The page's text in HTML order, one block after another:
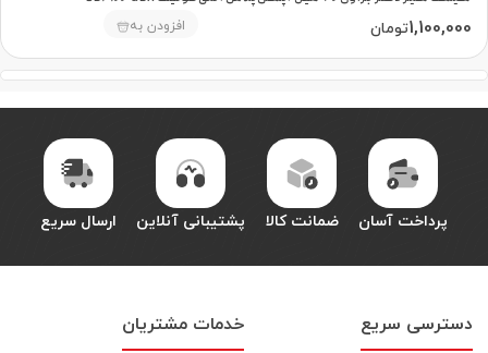
1,100,000تومان افزودن به
پرداخت آسان ضمانت کالا پشتیبانی آنلاین ارسال سریع
دسترسی سریع خدمات مشتریان